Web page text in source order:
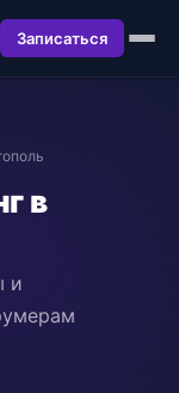
Записаться
в
и